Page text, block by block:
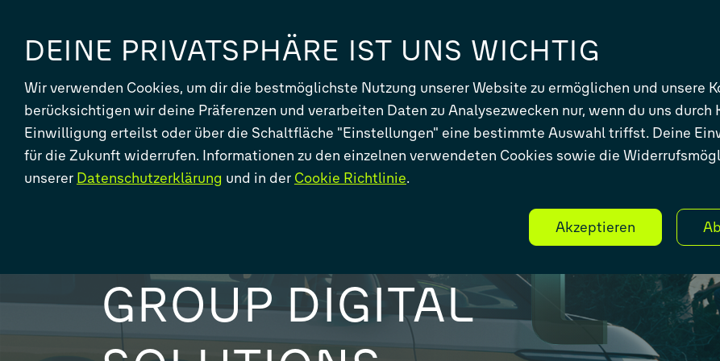
DEINE PRIVATSPHÄRE IST UNS WICHTIG
Wir verwenden Cookies, um dir die bestmöglichste Nutzung unserer Website zu ermöglichen und unsere
berücksichtigen wir deine Präferenzen und verarbeiten Daten zu Analysezwecken nur, wenn du uns
Einwilligung erteilst oder über die Schaltfläche "Einstellungen" eine bestimmte Auswahl triffst. Deine
für die Zukunft widerrufen. Informationen zu den einzelnen verwendeten Cookies sowie die
unserer Datenschutzerklärung und in der Cookie Richtlinie.
Akzeptieren
AKTUELLE NEUIGKEITEN
GROUP DIGITAL